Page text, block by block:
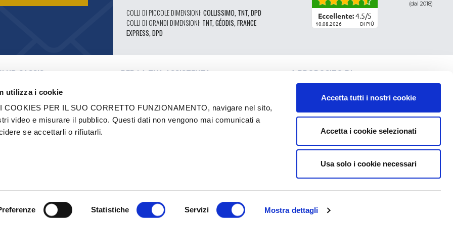
utilizza i cookie
COOKIES PER IL SUO CORRETTO FUNZIONAMENTO, navigare nel sito,
video e misurare il pubblico. Questi dati non vengono mai comunicati a
se accettarli o rifiutarli.
Statistiche Servizi Mostra dettagli
Accetta tutti i nostri cookie
Accetta i cookie selezionati
Usa solo i cookie necessari
COLLI DI PICCOLE DIMENSIONI: COLLISSIMO, TNT, DPD
COLLI DI GRANDI DIMENSIONI: TNT, GÉODIS, FRANCE
EXPRESS, DPD
Eccellente:4.5/5
10.08.2026 DI PIÙ
(dal 2018)
CASSIS
VIDEO
AUTORIZZATI
MARCHI
PER LA TUA ASSISTENZA
CATALOGO
FORUM TECNICO DI ESPERTI
RICAMBI 602 - ALTE PRESTAZIONI
A PROPOSITO DI
CLASSIFICAZIONE DEI RICAMBI
CONDIZIONI GENERALI DI VENDITA
NOTE LEGALI
DATI PERSONALI E COOKIE
SPESE DI CONSEGNA
PAGAMENTO
PER SAPERNE DI PIÙ